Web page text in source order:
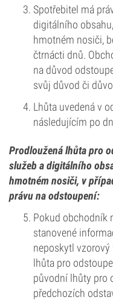
Spotřebitel má
digitálního
hmotném nosiči,
čtrnácti dnů.
na důvod
svůj důvod či
Lhůta uvedená v
následujícím po
Prodloužená lhůta pro
služeb a digitálního
hmotném nosiči, v
právu na odstoupení:
Pokud obchodník
stanovené
neposkytl
lhůta pro
původní lhůty pro
předchozích